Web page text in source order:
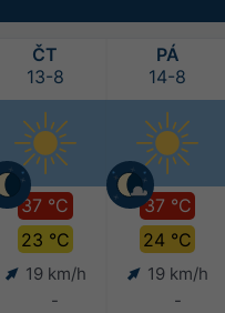
ČT
13-8
37 °C
23 °C
19 km/h
-
PÁ
14-8
37 °C
24 °C
19 km/h
-